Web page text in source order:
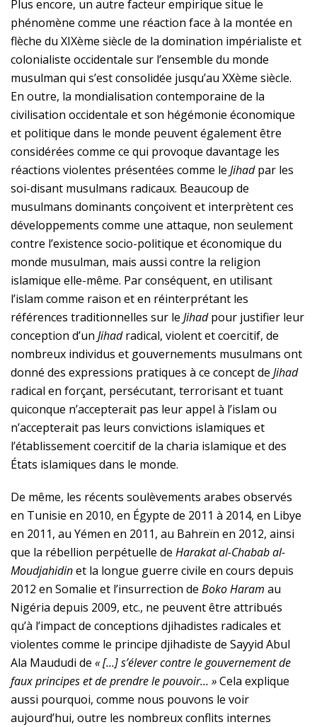
Plus encore, un autre facteur empirique situe le
phénomène comme une réaction face à la montée en
flèche du XIXème siècle de la domination impérialiste et
colonialiste occidentale sur l’ensemble du monde
musulman qui s’est consolidée jusqu’au XXème siècle.
En outre, la mondialisation contemporaine de la
civilisation occidentale et son hégémonie économique
et politique dans le monde peuvent également être
considérées comme ce qui provoque davantage les
réactions violentes présentées comme le Jihadpar les
soi-disant musulmans radicaux. Beaucoup de
musulmans dominants conçoivent et interprètent ces
développements comme une attaque, non seulement
contre l’existence socio-politique et économique du
monde musulman, mais aussi contre la religion
islamique elle-même. Par conséquent, en utilisant
l’islam comme raison et en réinterprétant les
références traditionnelles sur le Jihadpour justifier leur
conception d’un Jihadradical, violent et coercitif, de
nombreux individus et gouvernements musulmans ont
donné des expressions pratiques à ce concept de Jihad
radical en forçant, persécutant, terrorisant et tuant
quiconque n’accepterait pas leur appel à l’islam ou
n’accepterait pas leurs convictions islamiques et
l’établissement coercitif de la charia islamique et des
États islamiques dans le monde.
De même, les récents soulèvements arabes observés
en Tunisie en 2010, en Égypte de 2011 à 2014, en Libye
en 2011, au Yémen en 2011, au Bahreïn en 2012, ainsi
que la rébellion perpétuelle de Harakat al-Chabab al-
Moudjahidinet la longue guerre civile en cours depuis
2012 en Somalie et l’insurrection de BokoHaram au
Nigéria depuis 2009, etc., ne peuvent être attribués
qu’à l’impact de conceptions djihadistes radicales et
violentes comme le principe djihadiste de Sayyid Abul
Ala Maududi de « […] s’élever contre le gouvernement de
faux principes et de prendre le pouvoir… »Cela explique
aussi pourquoi, comme nous pouvons le voir
aujourd’hui, outre les nombreux conflits internes